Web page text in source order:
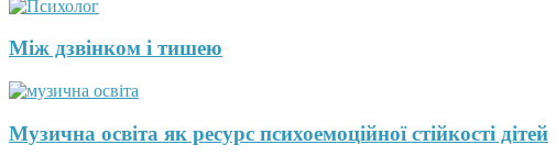
Між дзвінком і тишею
Музична освіта як ресурс психоемоційної стійкості дітей